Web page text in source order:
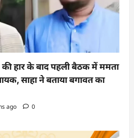
की हार के बाद पहली बैठक में ममता
साहा ने बताया बगावत का
ago 0